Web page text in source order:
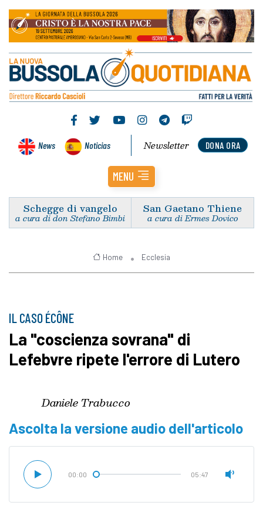
News Noticias DONA ORA
Newsletter
MENU
Schegge di vangelo
a cura di don Stefano Bimbi
San Gaetano Thiene
a cura di Ermes Dovico
Home Ecclesia
IL CASO ÉCÔNE
La "coscienza sovrana" di
Lefebvre ripete l'errore di Lutero
Daniele Trabucco
Ascolta la versione audio dell'articolo
00:00 05:47